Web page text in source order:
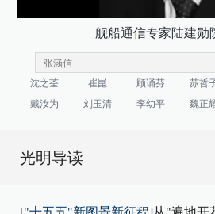
舰船通信专家陆建勋
沈之荃 崔崑 顾诵芬 苏哲
戴汝为
刘玉清 李幼平 魏正
光明导读